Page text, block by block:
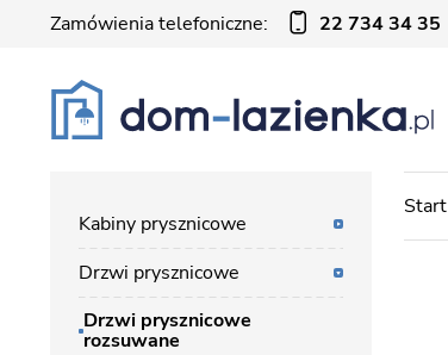
Zamówienia telefoniczne: 22 734 34 35
Start
Kabiny prysznicowe
Drzwi prysznicowe
Drzwi prysznicowe
rozsuwane